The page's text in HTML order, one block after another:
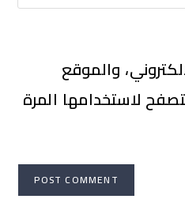
والموقع
لاستخدامها المرة